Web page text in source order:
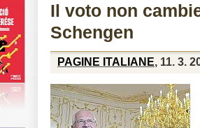
Il voto non
Schengen
PAGINE ITALIANE, 11. 3.